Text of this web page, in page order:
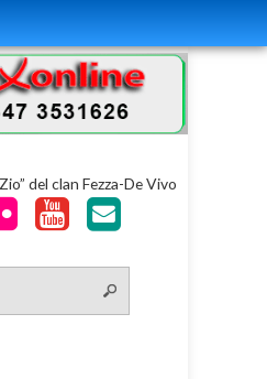
del clan Fezza-De Vivo